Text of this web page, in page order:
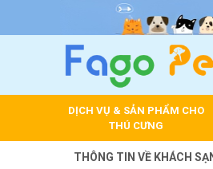
DỊCH VỤ & SẢN PHẨM CHO
THÚ CƯNG
THÔNG TIN VỀ KHÁCH